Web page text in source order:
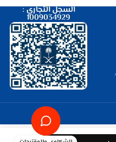
السجل التجاري :
1009034929